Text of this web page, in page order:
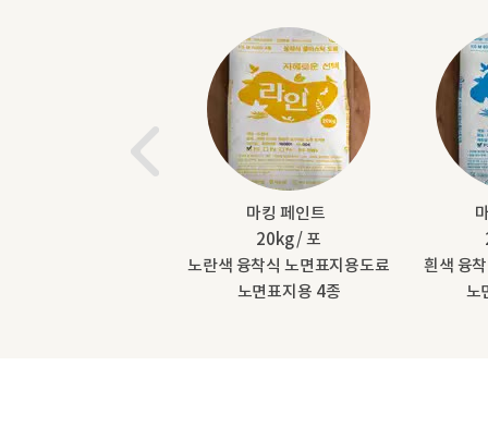
마킹 페인트
20kg / 포
노란색 융착식 노면표지용도료
노면표지용 4종
흰색 융
노